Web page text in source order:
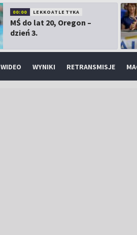
00:00 LEKKOATLETYKA
MŚ do lat 20, Oregon –
dzień 3.
WIDEO WYNIKI RETRANSMISJE